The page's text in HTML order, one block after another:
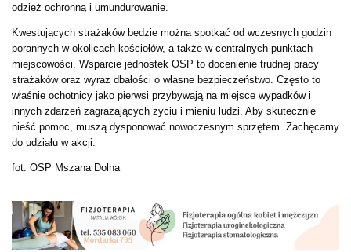
odzież ochronną i umundurowanie.
Kwestujących strażaków będzie można spotkać od wczesnych godzin
porannych w okolicach kościołów, a także w centralnych punktach
miejscowości. Wsparcie jednostek OSP to docenienie trudnej pracy
strażaków oraz wyraz dbałości o własne bezpieczeństwo. Często to
właśnie ochotnicy jako pierwsi przybywają na miejsce wypadków i
innych zdarzeń zagrażających życiu i mieniu ludzi. Aby skutecznie
nieść pomoc, muszą dysponować nowoczesnym sprzętem. Zachęcamy
do udziału w akcji.
fot. OSP Mszana Dolna